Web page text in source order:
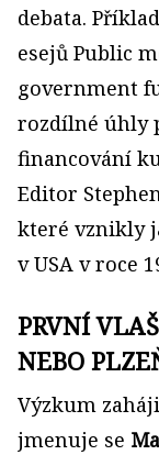
debata.
esejů Public
government
rozdílné úhly
financování
Editor
které vznikly
v USA v roce
PRVNÍ
NEBO
Výzkum
jmenuje se